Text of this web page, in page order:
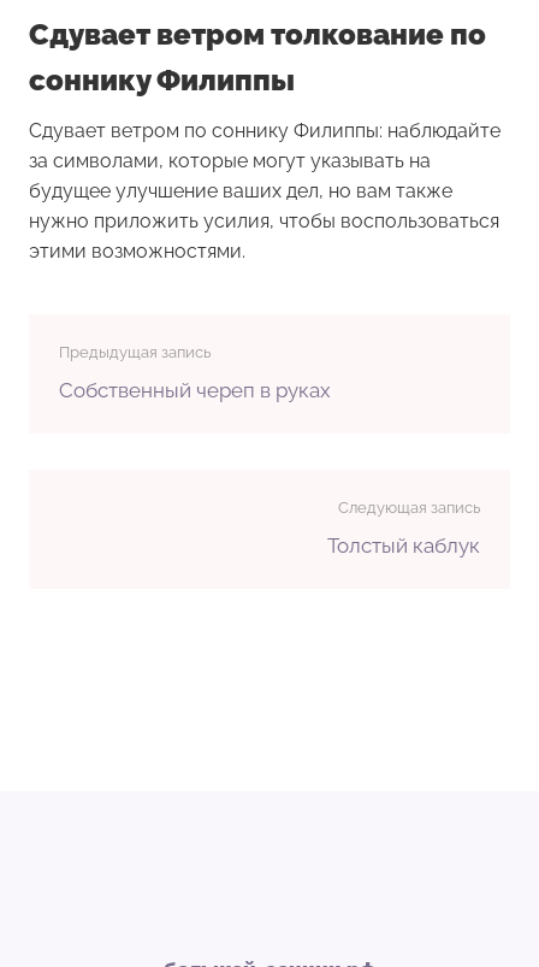
Сдувает ветром толкование по
соннику Филиппы
Сдувает ветром по соннику Филиппы: наблюдайте
за символами, которые могут указывать на
будущее улучшение ваших дел, но вам также
нужно приложить усилия, чтобы воспользоваться
этими возможностями.
Предыдущая запись
Собственный череп в руках
Следующая запись
Толстый каблук